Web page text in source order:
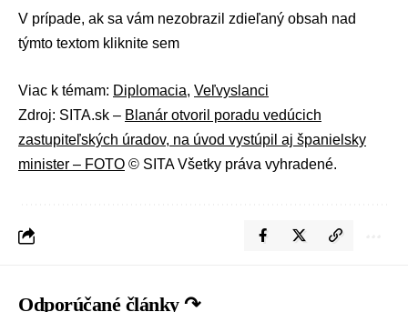
V prípade, ak sa vám nezobrazil zdieľaný obsah nad
týmto textom kliknite sem
Viac k témam: Diplomacia, Veľvyslanci
Zdroj: SITA.sk – Blanár otvoril poradu vedúcich
zastupiteľských úradov, na úvod vystúpil aj španielsky
minister – FOTO © SITA Všetky práva vyhradené.
Odporúčané články ↷